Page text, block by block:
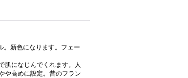
。新色になります。フェー
肌になじんでくれます。人
や高めに設定。昔のフラン